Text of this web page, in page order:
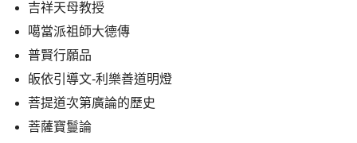
吉祥天母教授
噶當派祖師大德傳
普賢行願品
皈依引導文-利樂善道明燈
菩提道次第廣論的歷史
菩薩寶鬘論